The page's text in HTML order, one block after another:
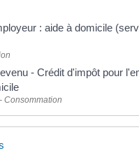
: aide à domicile
- Crédit d'impôt pour
Consommation